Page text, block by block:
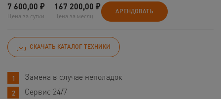
7 600,00 ₽
Цена за сутки
167 200,00 ₽
Цена за месяц
АРЕНДОВАТЬ
СКАЧАТЬ КАТАЛОГ ТЕХНИКИ
Замена в случае неполадок
Сервис 24/7